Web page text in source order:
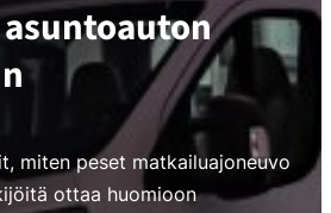
miten peset matkailuajoneuvo
ottaa huomioon